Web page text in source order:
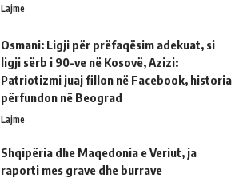
Lajme
Osmani: Ligji për prëfaqësim adekuat, si
ligji sërb i 90-ve në Kosovë, Azizi:
Patriotizmi juaj fillon në Facebook, historia
përfundon në Beograd
Lajme
Shqipëria dhe Maqedonia e Veriut, ja
raporti mes grave dhe burrave